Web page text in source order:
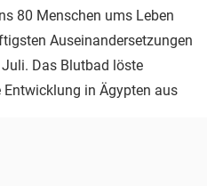
80 Menschen ums Leben
Auseinandersetzungen
Das Blutbad löste
in Ägypten aus